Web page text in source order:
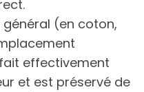
(en coton,
effectivement
et est préservé de